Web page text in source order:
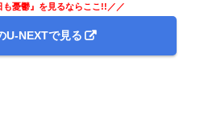
も憂鬱』を見るならここ!!／／
U-NEXTで見る